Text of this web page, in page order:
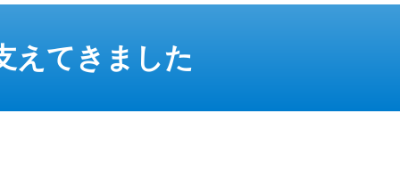
えてきました